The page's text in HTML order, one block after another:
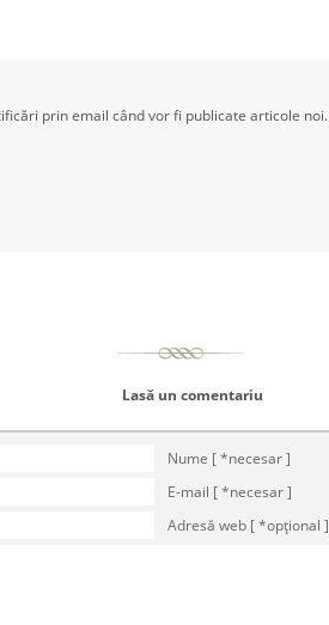
prin email când vor fi publicate articole noi.
Lasă un comentariu
Nume [ *necesar ]
E-mail [ *necesar ]
Adresă web [ *opţional ]